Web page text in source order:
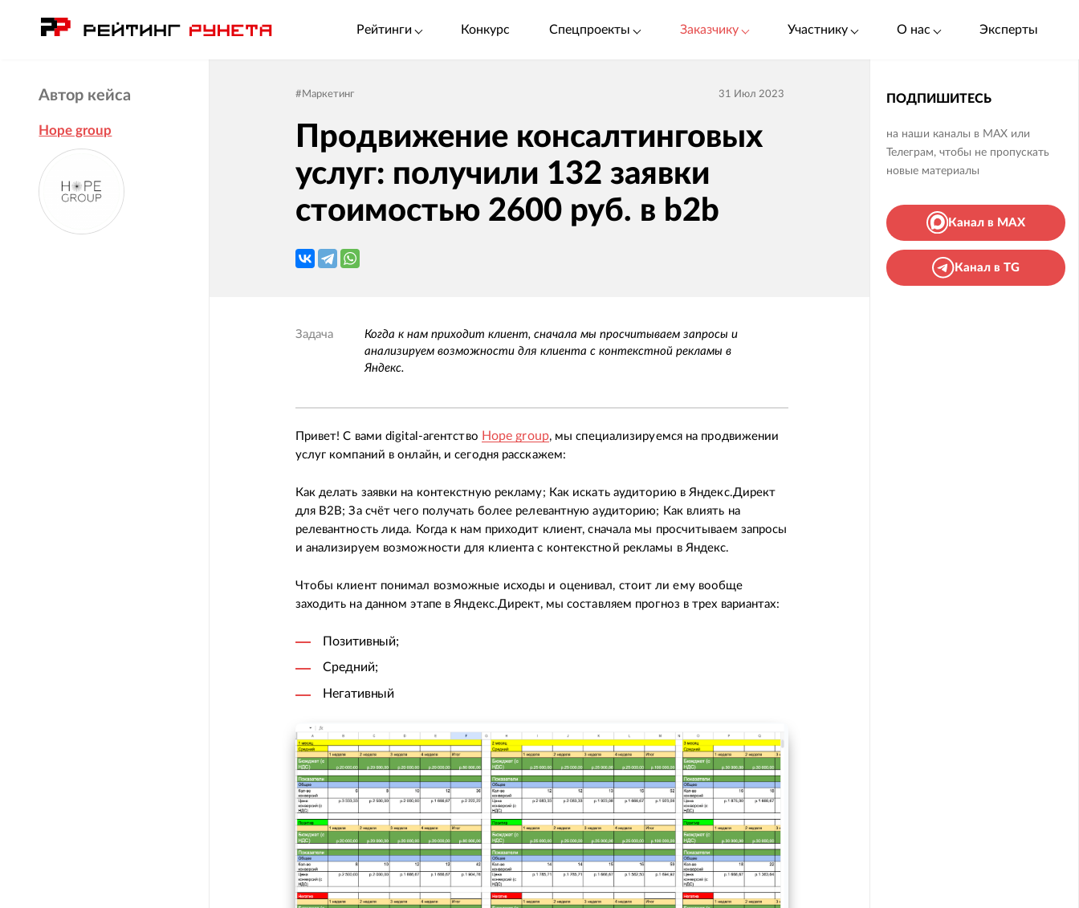
Рейтинги Конкурс Спецпроекты Заказчику Участнику О нас Эксперты
Автор кейса
Hope group
# Маркетинг 31 Июл 2023
Продвижение консалтинговых
услуг: получили 132 заявки
стоимостью 2600 руб. в b2b
Задача
Когда к нам приходит клиент, сначала мы просчитываем запросы и
анализируем возможности для клиента с контекстной рекламы в
Яндекс.
Привет! С вами digital-агентство Hope group, мы специализируемся на продвижении
услуг компаний в онлайн, и сегодня расскажем:
Как делать заявки на контекстную рекламу; Как искать аудиторию в Яндекс.Директ
для B2B; За счёт чего получать более релевантную аудиторию; Как влиять на
релевантность лида. Когда к нам приходит клиент, сначала мы просчитываем запросы
и анализируем возможности для клиента с контекстной рекламы в Яндекс.
Чтобы клиент понимал возможные исходы и оценивал, стоит ли ему вообще
заходить на данном этапе в Яндекс.Директ, мы составляем прогноз в трех вариантах:
Позитивный;
Средний;
Негативный
ПОДПИШИТЕСЬ
на наши каналы в MAX или
Телеграм, чтобы не пропускать
новые материалы
Канал в MAX
Канал в TG